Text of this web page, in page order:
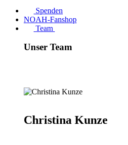
Spenden
NOAH-Fanshop
Team
Unser Team
Christina Kunze